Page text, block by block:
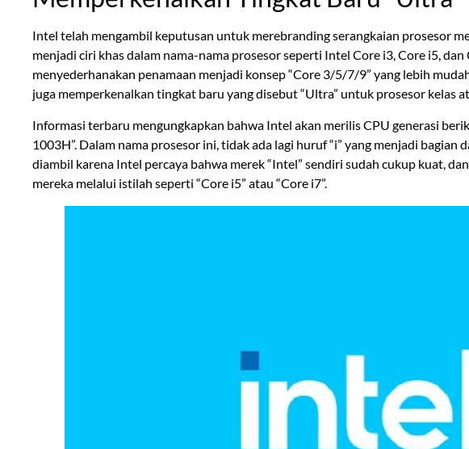
Intel telah mengambil keputusan untuk merebranding serangkaian prosesor
menjadi ciri khas dalam nama-nama prosesor seperti Intel Core i3, Core i5,
menyederhanakan penamaan menjadi konsep “Core 3/5/7/9” yang lebih
juga memperkenalkan tingkat baru yang disebut “Ultra” untuk prosesor kelas
Informasi terbaru mengungkapkan bahwa Intel akan merilis CPU generasi
1003H”. Dalam nama prosesor ini, tidak ada lagi huruf “i” yang menjadi
diambil karena Intel percaya bahwa merek “Intel” sendiri sudah cukup kuat,
mereka melalui istilah seperti “Core i5” atau “Core i7”.